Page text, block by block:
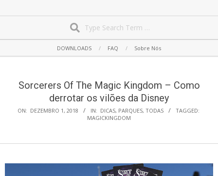
Navigation
DOWNLOADS FAQ Sobre Nós
Sorcerers Of The Magic Kingdom – Como
derrotar os vilões da Disney
ON: DEZEMBRO 1, 2018 IN: DICAS, PARQUES, TODAS
TAGGED:
MAGICKINGDOM